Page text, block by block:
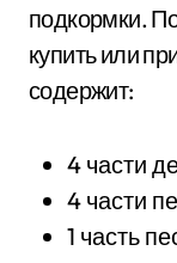
подкормки.
купить или
содержит:
4 части
4 части
1 часть